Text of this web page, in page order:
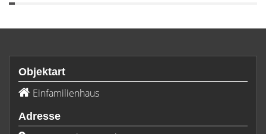
Objektart
Einfamilienhaus
Adresse